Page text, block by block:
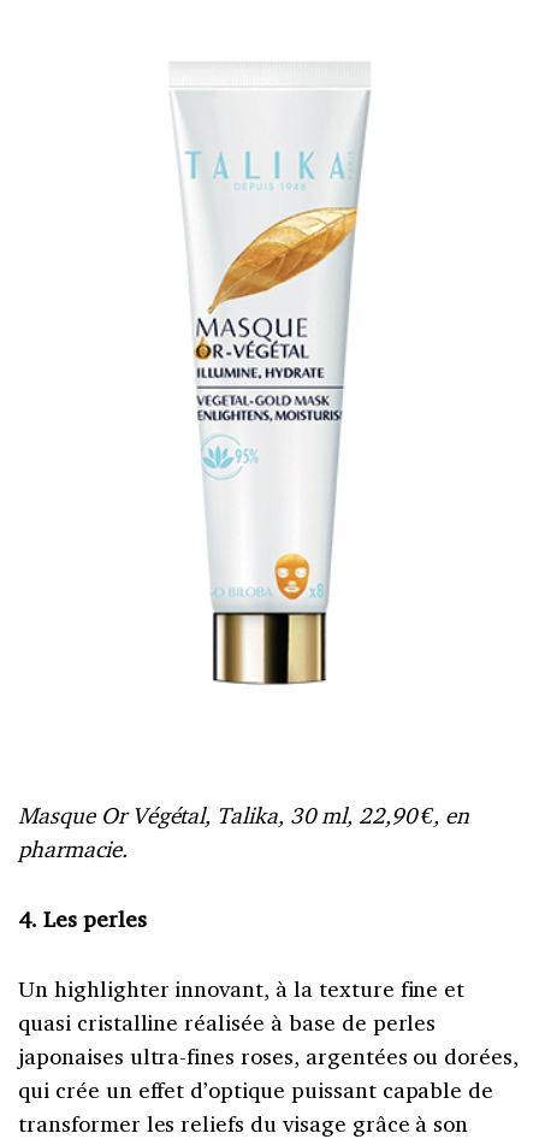
Masque Or Végétal, Talika, 30 ml, 22,90 €, en
pharmacie.
4. Les perles
Un highlighter innovant, à la texture fine et
quasi cristalline réalisée à base de perles
japonaises ultra-fines roses, argentées ou dorées,
qui crée un effet d’optique puissant capable de
transformer les reliefs du visage grâce à son